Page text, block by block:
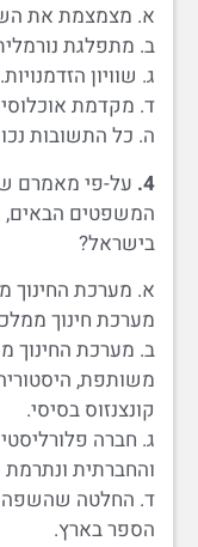
א. מצמצמת את
ב. מתפלגת
ג. שוויון הזדמנויות.
ד. מקדמת
ה. כל התשובות
4. על-פי מאמרם
המשפטים הבאים,
בישראל?
א. מערכת החינוך
מערכת חינוך
ב. מערכת החינוך
משותפת,
קונצנזוס בסיסי.
ג. חברה
והחברתית ונתרמת
ד. החלטה שהשפה
הספר בארץ.